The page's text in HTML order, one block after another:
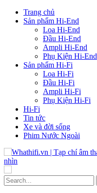
Trang chủ
Sản phẩm Hi-End
Loa Hi-End
Đầu Hi-End
Ampli Hi-End
Phụ Kiện Hi-End
Sản phẩm Hi-Fi
Loa Hi-Fi
Đầu Hi-Fi
Ampli Hi-Fi
Phụ Kiện Hi-Fi
Hi-Fi
Tin tức
Xe và đời sống
Phim Nước Ngoài